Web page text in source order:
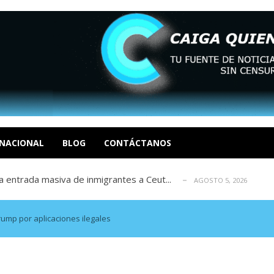
BLOG CONTÁCTANOS
I por la libertad inmediata de l... AGOSTO 5, 2026
revisión de su solicitud de l... AGOSTO 5, 2026
según ONG AGOSTO 5, 2026
entrada masiva de inmigrantes a Ceut...
La tragedia de Venezuela no admi... AGOSTO 5, 2026
I por la libertad inmediata de l... AGOSTO 5, 2026
revisión de su solicitud de l...
según ONG AGOSTO 5, 2026
masiva de inmigrantes a Ceut...
por aplicaciones ilegales